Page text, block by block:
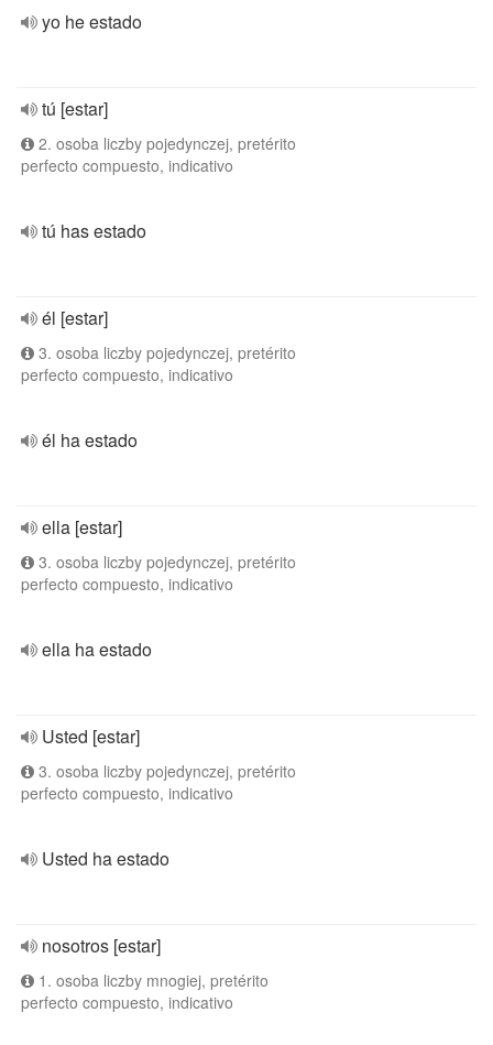
yo he estado
tú [estar]
2. osoba liczby pojedynczej, pretérito
perfecto compuesto, indicativo
tú has estado
él [estar]
3. osoba liczby pojedynczej, pretérito
perfecto compuesto, indicativo
él ha estado
ella [estar]
3. osoba liczby pojedynczej, pretérito
perfecto compuesto, indicativo
ella ha estado
Usted [estar]
3. osoba liczby pojedynczej, pretérito
perfecto compuesto, indicativo
Usted ha estado
nosotros [estar]
1. osoba liczby mnogiej, pretérito
perfecto compuesto, indicativo